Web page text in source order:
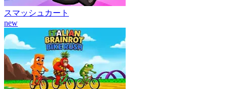
スマッシュカート
new